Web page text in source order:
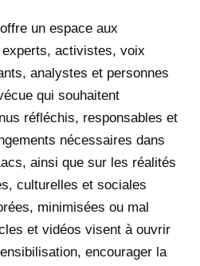
12
2020
un espace aux
activistes, voix
analystes et personnes
qui souhaitent
réfléchis, responsables et
nécessaires dans
ainsi que sur les réalités
culturelles et sociales
minimisées ou mal
et vidéos visent à ouvrir
encourager la